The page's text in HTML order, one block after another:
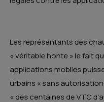
Les représentants des
« véritable honte » le fait
applications mobiles
urbains « sans autorisation
« des centaines de VTC